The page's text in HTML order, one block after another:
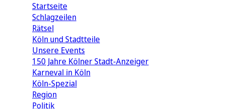
Startseite
Schlagzeilen
Rätsel
Köln und Stadtteile
Unsere Events
150 Jahre Kölner Stadt-Anzeiger
Karneval in Köln
Köln-Spezial
Region
Politik